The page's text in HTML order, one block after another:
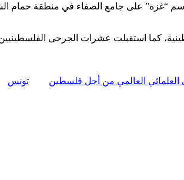
الفلسطيني” اسم “غزة” على جامع الصفاء في منطقة
كما استقبلت عشرات الجرحى
العلمائي العالمي من أجل فلسطين تونس